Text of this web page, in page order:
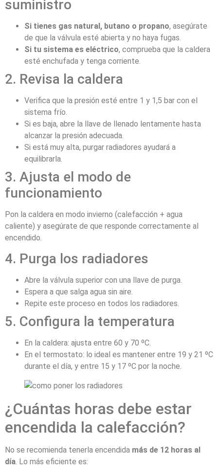
suministro
Si tienes gas natural, butano o propano, asegúrate
de que la válvula esté abierta y no haya fugas.
Si tu sistema es eléctrico, comprueba que la caldera
esté enchufada y tenga corriente.
2. Revisa la caldera
Verifica que la presión esté entre 1 y 1,5 bar con el
sistema frío.
Si es baja, abre la llave de llenado lentamente hasta
alcanzar la presión adecuada.
Si está muy alta, purgar radiadores ayudará a
equilibrarla.
3. Ajusta el modo de
funcionamiento
Pon la caldera en modo invierno (calefacción + agua
caliente) y asegúrate de que responde correctamente al
encendido.
4. Purga los radiadores
Abre la válvula superior con una llave de purga.
Espera a que salga agua sin aire.
Repite este proceso en todos los radiadores.
5. Configura la temperatura
En la caldera: ajusta entre 60 y 70 ºC.
En el termostato: lo ideal es mantener entre 19 y 21 ºC
durante el día, y entre 15 y 17 ºC por la noche.
¿Cuántas horas debe estar
encendida la calefacción?
No se recomienda tenerla encendida más de 12 horas al
día. Lo más eficiente es: